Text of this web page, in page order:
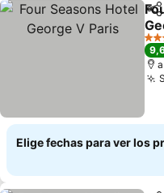
5
Elige fechas para ver los